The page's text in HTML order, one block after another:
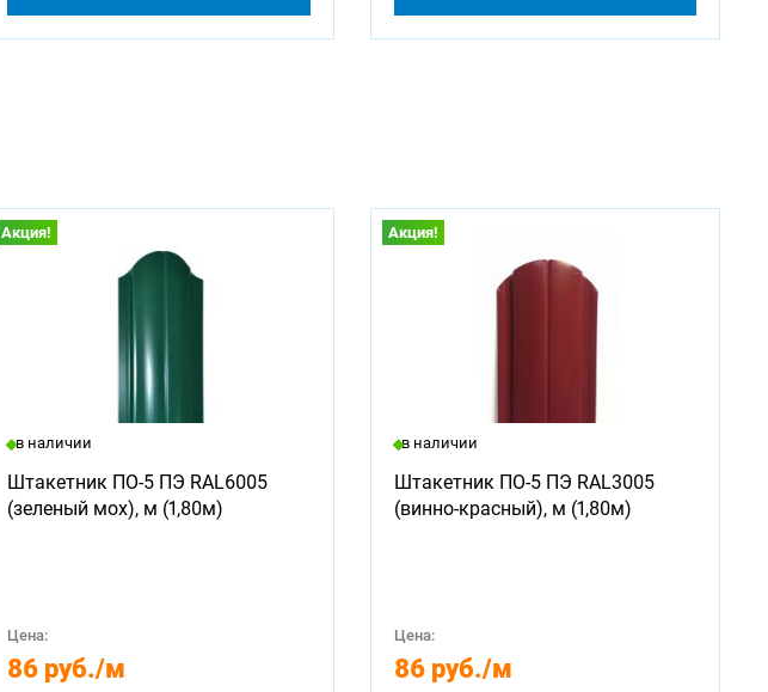
Акция!
в наличии
Штакетник ПО-5 ПЭ RAL6005
(зеленый мох), м (1,80м)
Цена:
86 руб./м
Акция!
в наличии
Штакетник ПО-5 ПЭ RAL3005
(винно-красный), м (1,80м)
Цена:
86 руб./м